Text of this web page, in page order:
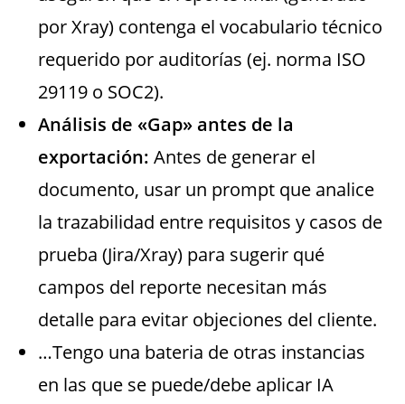
por Xray) contenga el vocabulario técnico
requerido por auditorías (ej. norma ISO
29119 o SOC2).
Análisis de «Gap» antes de la
exportación: Antes de generar el
documento, usar un prompt que analice
la trazabilidad entre requisitos y casos de
prueba (Jira/Xray) para sugerir qué
campos del reporte necesitan más
detalle para evitar objeciones del cliente.
…Tengo una bateria de otras instancias
en las que se puede/debe aplicar IA